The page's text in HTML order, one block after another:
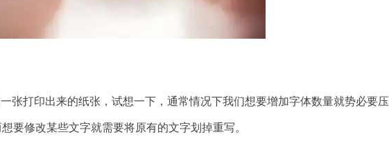
打印出来的纸张，试想一下，通常情况下我们想要增加字体数量就势必要压
要修改某些文字就需要将原有的文字划掉重写。